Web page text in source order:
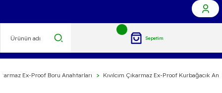
Sepetim
Ex-Proof Boru Anahtarları Kıvılcım Çıkarmaz Ex-Proof Kurbağacık